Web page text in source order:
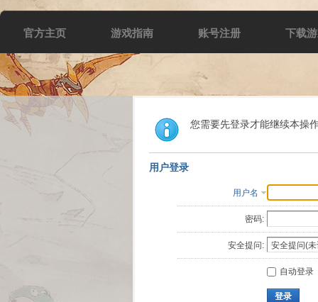
官方主页 游戏指南 账号注册 下载
您需要先登录才能继续本操
用户登录
用户名
密码:
安全提问:
自动登录
登录